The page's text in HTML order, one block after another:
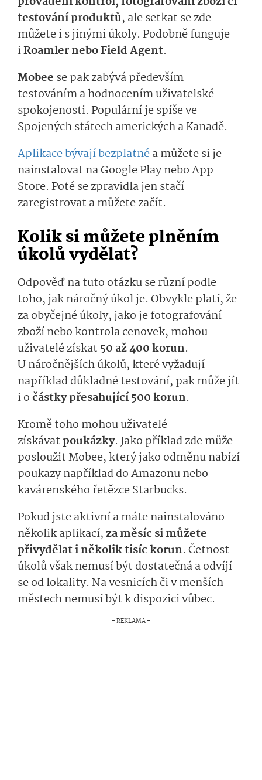
testování produktů, ale setkat se zde
můžete i s jinými úkoly. Podobně funguje
iRoamler nebo Field Agent.
Mobee se pak zabývá především
testováním a hodnocením uživatelské
spokojenosti. Populární je spíše ve
Spojených státech amerických a Kanadě.
Aplikace bývají bezplatnéa můžete si je
nainstalovat na Google Play nebo App
Store. Poté se zpravidla jen stačí
zaregistrovat a můžete začít.
Kolik si můžete plněním
úkolů vydělat?
Odpověď na tuto otázku se různí podle
toho, jak náročný úkol je. Obvykle platí, že
za obyčejné úkoly, jako je fotografování
zboží nebo kontrola cenovek, mohou
uživatelé získat 50až 400 korun.
U náročnějších úkolů, které vyžadují
například důkladné testování, pak může jít
i očástky přesahující 500 korun.
Kromě toho mohou uživatelé
získávat poukáz­ky. Jako příklad zde může
posloužit Mobee, který jako odměnu nabízí
poukazy například do Amazonu nebo
kavárenského řetězce Starbucks.
Pokud jste aktivní a máte nainstalováno
několik aplikací,za měsíc si můžete
přivydělat i několik tisíc korun. Četnost
úkolů však nemusí být dostatečná a odvíjí
se od lokality. Na vesnicích či v menších
městech nemusí být k dispozici vůbec.